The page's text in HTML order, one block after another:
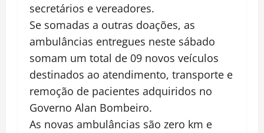
secretários e vereadores.
Se somadas a outras doações, as
ambulâncias entregues neste sábado
somam um total de 09 novos veículos
destinados ao atendimento, transporte e
remoção de pacientes adquiridos no
Governo Alan Bombeiro.
As novas ambulâncias são zero km e